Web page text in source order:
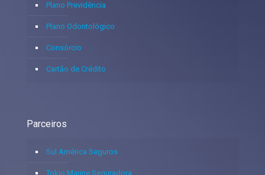
Plano Previdência
Plano Odontológico
Consórcio
Cartão de Crédito
Parceiros
Sul América Seguros
Tokio Marine Seguradora